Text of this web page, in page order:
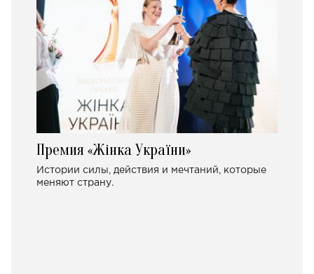
Премия «Жінка України»
Истории силы, действия и мечтаний, которые
меняют страну.